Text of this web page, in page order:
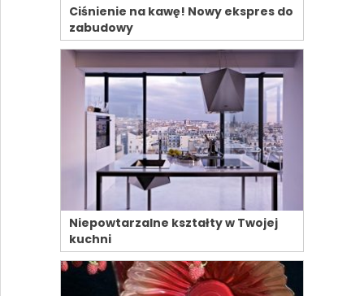
Ciśnienie na kawę! Nowy ekspres do
zabudowy
Niepowtarzalne kształty w Twojej
kuchni